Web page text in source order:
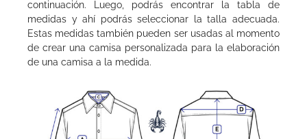
continuación. Luego, podrás encontrar la tabla de
medidas y ahí podrás seleccionar la talla adecuada.
Estas medidas también pueden ser usadas al momento
de crear una camisa personalizada para la elaboración
de una camisa a la medida.